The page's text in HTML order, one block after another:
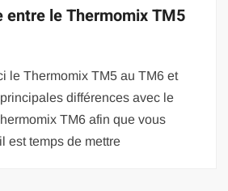
entre le Thermomix TM5
le Thermomix TM5 au TM6 et
différences avec le
TM6 afin que vous
est temps de mettre